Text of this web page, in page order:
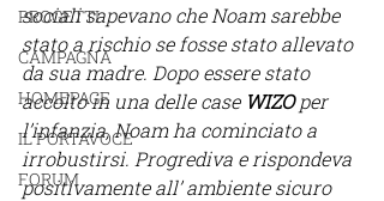
PROGETTI
CAMPAGNA
HOMEPAGE
IL PORTAVOCE
FORUM
sociali sapevano che Noam sarebbe
stato a rischio se fosse stato allevato
da sua madre. Dopo essere stato
accolto in una delle case WIZO per
l’infanzia, Noam ha cominciato a
irrobustirsi. Progrediva e rispondeva
positivamente all’ ambiente sicuro